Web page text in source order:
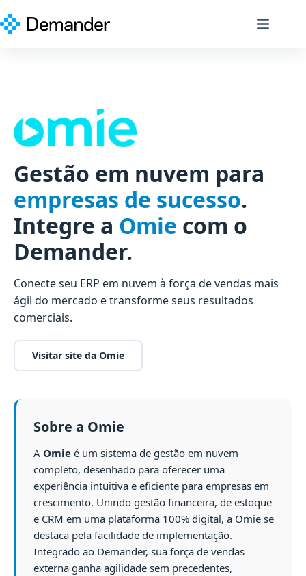
para
o
Gestão em nuvem para
empresas de sucesso.
Integre a Omie com o
Demander.
Conecte seu ERP em nuvem à força de vendas mais
ágil do mercado e transforme seus resultados
comerciais.
Visitar site da Omie
Sobre a Omie
A Omie é um sistema de gestão em nuvem
completo, desenhado para oferecer uma
experiência intuitiva e eficiente para empresas em
crescimento. Unindo gestão financeira, de estoque
e CRM em uma plataforma 100% digital, a Omie se
destaca pela facilidade de implementação.
Integrado ao Demander, sua força de vendas
externa ganha agilidade sem precedentes,